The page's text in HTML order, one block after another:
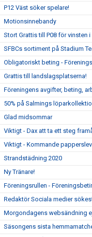
P12 Väst söker spelare!
Motionsinnebandy
Stort Grattis till P08 för vinsten
SFBCs sortiment på Stadium
Obligatoriskt beting -
Grattis till landslagsplatserna!
Föreningens avgifter, beting,
50% på Salmings
Glad midsommar
Viktigt - Dax att ta ett steg
Viktigt - Kommande
Strandstädning 2020
Ny Tränare!
Föreningsrullen -
Redaktör Sociala medier
Morgondagens websändning
Säsongens sista